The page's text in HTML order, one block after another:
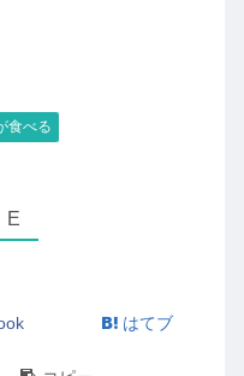
食べる
はてブ